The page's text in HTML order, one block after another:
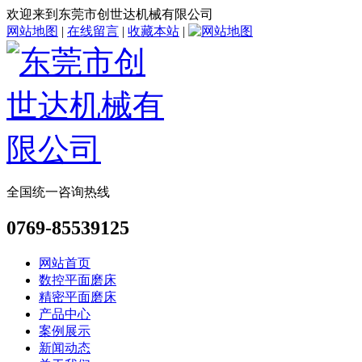
欢迎来到东莞市创世达机械有限公司
网站地图 | 在线留言 | 收藏本站 |
全国统一咨询热线
0769-85539125
网站首页
数控平面磨床
精密平面磨床
产品中心
案例展示
新闻动态